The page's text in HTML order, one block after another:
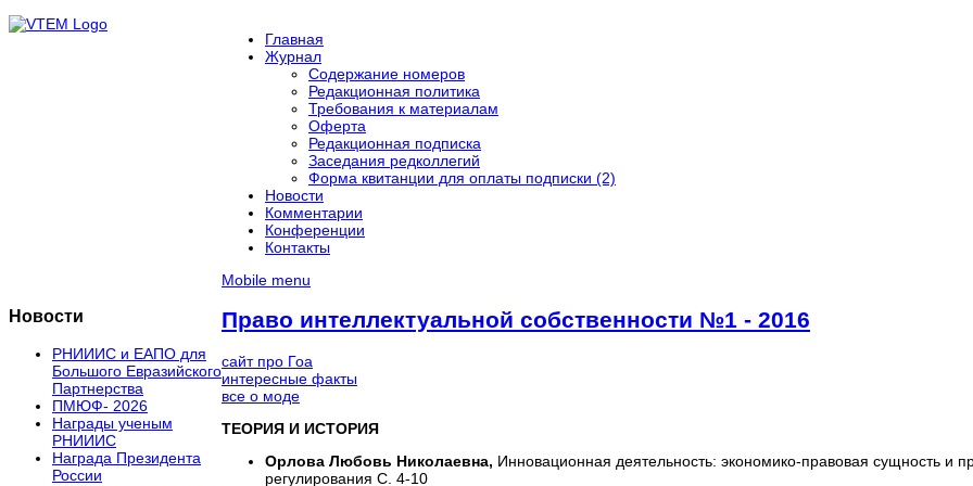
Главная
Журнал
Содержание номеров
Редакционная политика
Требования к материалам
Оферта
Редакционная подписка
Заседания редколлегий
Форма квитанции для оплаты подписки (2)
Новости
Комментарии
Конференции
Контакты
Mobile menu
Новости
РНИИИС и ЕАПО для
Большого Евразийского
Партнерства
ПМЮФ- 2026
Награды ученым
РНИИИС
Награда Президента
России
Право интеллектуальной собственности №1 - 2016
сайт про Гоа
интересные факты
все о моде
ТЕОРИЯ И ИСТОРИЯ
Орлова Любовь Николаевна, Инновационная деятельность: экономико-правовая сущность и
регулирования С. 4-10